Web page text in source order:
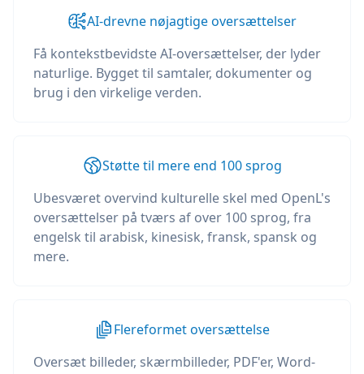
AI-drevne nøjagtige oversættelser
Få kontekstbevidste AI-oversættelser, der lyder
naturlige. Bygget til samtaler, dokumenter og
brug i den virkelige verden.
Støtte til mere end 100 sprog
Ubesværet overvind kulturelle skel med OpenL's
oversættelser på tværs af over 100 sprog, fra
engelsk til arabisk, kinesisk, fransk, spansk og
mere.
Flereformet oversættelse
Oversæt billeder, skærmbilleder, PDF'er, Word-